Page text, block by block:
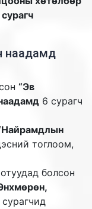
наадамд
“Эв
6 сурагч
тоглоом,
болсон
сурагчид